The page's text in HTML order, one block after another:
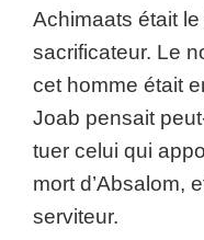
Achimaats était
sacrificateur. Le
cet homme était
Joab pensait
tuer celui qui
mort d’Absalom,
serviteur.